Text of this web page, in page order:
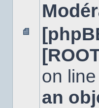
Aucun
message
non
on line
an